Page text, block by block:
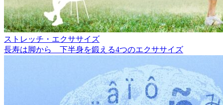
ストレッチ・エクササイズ
長寿は脚から 下半身を鍛える4つのエクササイズ